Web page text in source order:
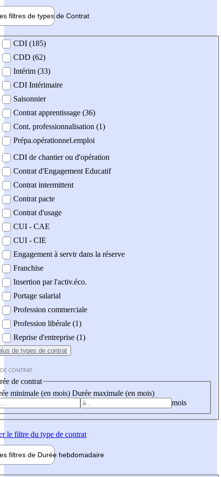
filtres de types de Contrat
contrat
CDI (185)
CDD (62)
Intérim (33)
CDI Intérimaire
Saisonnier
Contrat apprentissage (36)
Cont. professionnalisation (1)
Prépa.opérationnel.emploi
CDI de chantier ou d'opération
Contrat d'Engagement Educatif
Contrat intermittent
Contrat pacte
Contrat d'usage
CUI - CAE
CUI - CIE
Engagement à servir dans la réserve
Franchise
Insertion par l'activ.éco.
Portage salarial
Profession commerciale
Profession libérale (1)
Reprise d'entreprise (1)
de types de contrat
CONTRAT
de contrat
minimale (en mois) Durée maximale (en mois)
mois
le filtre du type de contrat
filtres de Durée hebdomadaire